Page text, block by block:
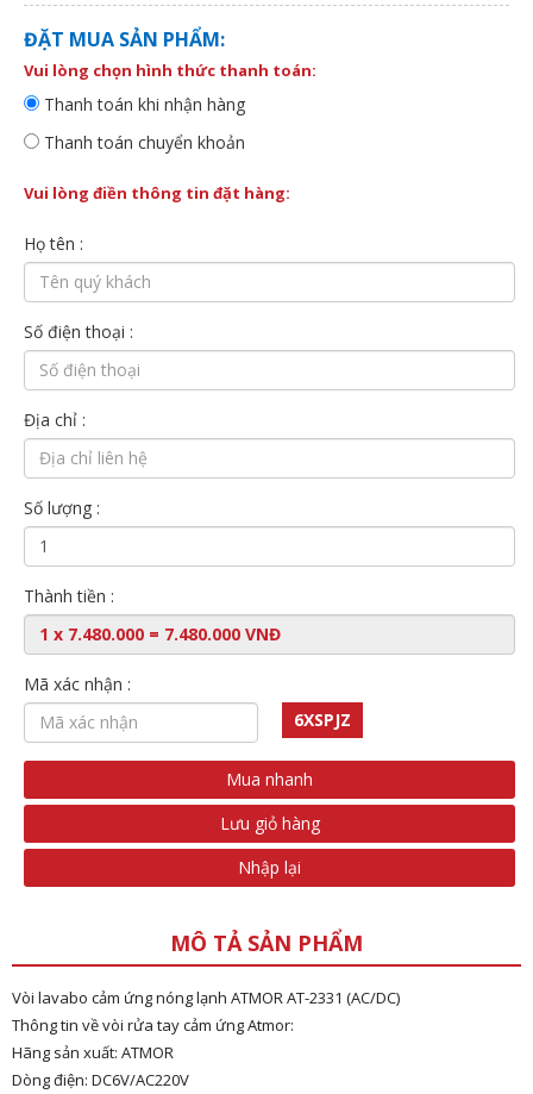
ĐẶT MUA SẢN PHẨM:
Vui lòng chọn hình thức thanh toán:
Thanh toán khi nhận hàng
Thanh toán chuyển khoản
Vui lòng điền thông tin đặt hàng:
Họ tên :
Số điện thoại :
Địa chỉ :
Số lượng :
Thành tiền :
Mã xác nhận :
6XSPJZ
Mua nhanh
Lưu giỏ hàng
Nhập lại
MÔ TẢ SẢN PHẨM
Vòi lavabo cảm ứng nóng lạnh ATMOR AT-2331 (AC/DC)
Thông tin về vòi rửa tay cảm ứng Atmor:
Hãng sản xuất: ATMOR
Dòng điện: DC6V/AC220V